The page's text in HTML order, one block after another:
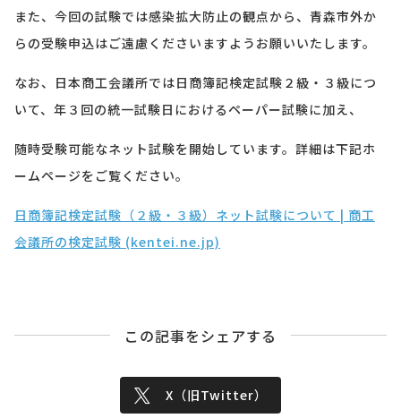
また、今回の試験では感染拡大防止の観点から、青森市外か
らの受験申込はご遠慮くださいますようお願いいたします。
なお、日本商工会議所では日商簿記検定試験２級・３級につ
いて、年３回の統一試験日におけるペーパー試験に加え、
随時受験可能なネット試験を開始しています。詳細は下記ホ
ームページをご覧ください。
日商簿記検定試験（２級・３級）ネット試験について | 商工
会議所の検定試験 (kentei.ne.jp)
この記事をシェアする
X（旧Twitter）